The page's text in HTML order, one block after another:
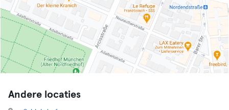
Andere locaties